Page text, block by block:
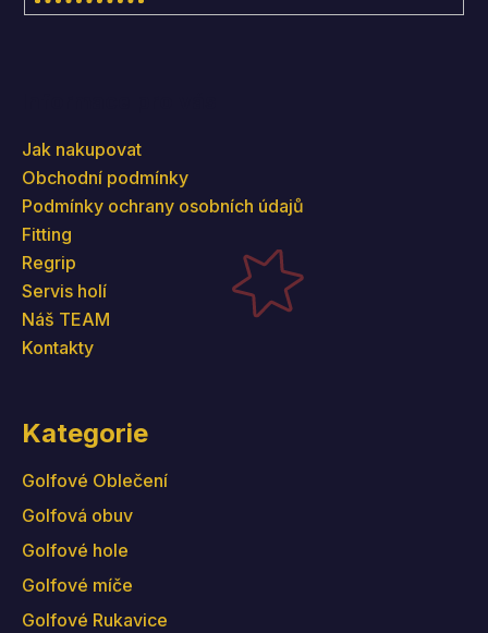
Jak nakupovat
Obchodní podmínky
Podmínky ochrany osobních údajů
Fitting
Regrip
Servis holí
Náš TEAM
Kontakty
Kategorie
Golfové Oblečení
Golfová obuv
Golfové hole
Golfové míče
Golfové Rukavice